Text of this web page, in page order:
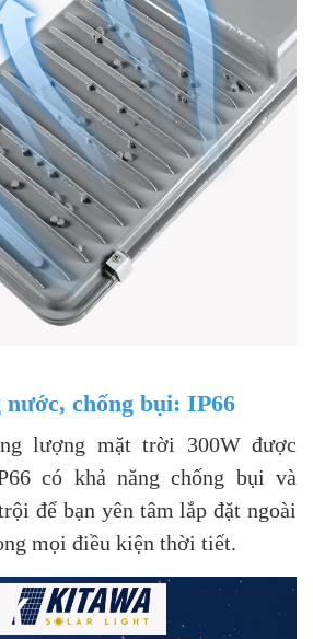
nước, chống bụi: IP66
lượng mặt trời 300W được
có khả năng chống bụi và
để bạn yên tâm lắp đặt ngoài
mọi điều kiện thời tiết.